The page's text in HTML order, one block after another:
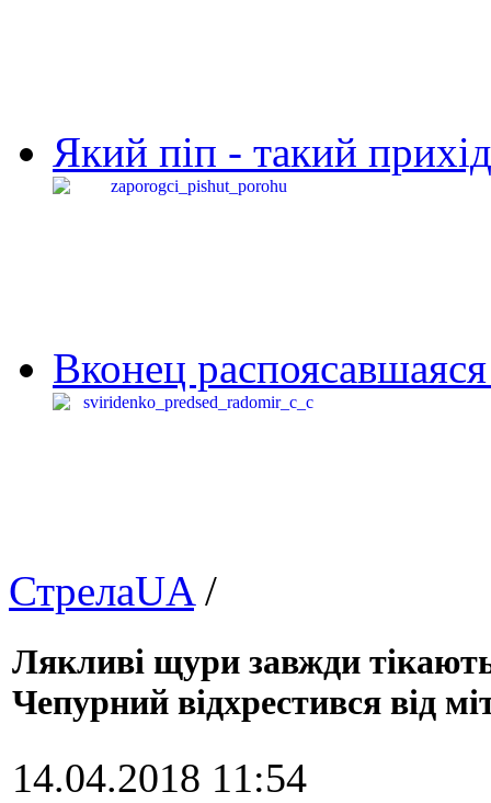
Який піп - такий
Вконец
СтрелаUA/
Лякливі щури завжди
Чепурний відхрестився від
14.04.2018 11:54